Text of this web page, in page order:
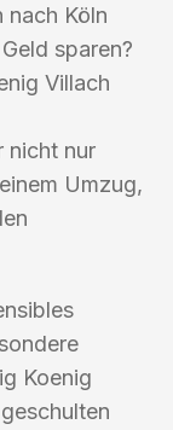
nach Köln
sparen?
Villach
nicht nur
Umzug,
Koenig